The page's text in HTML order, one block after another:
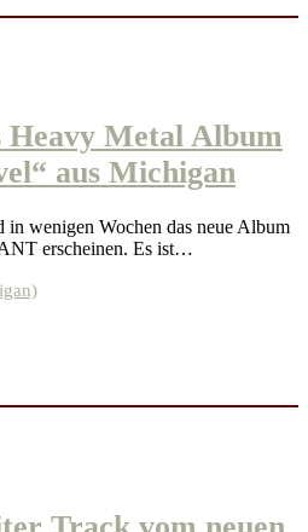
Heavy Metal Album
aus Michigan
wenigen Wochen das neue Album
erscheinen. Es ist…